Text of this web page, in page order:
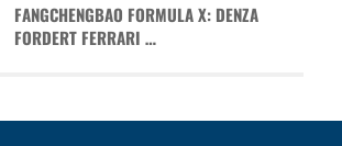
FANGCHENGBAO FORMULA X: DENZA
FORDERT FERRARI …